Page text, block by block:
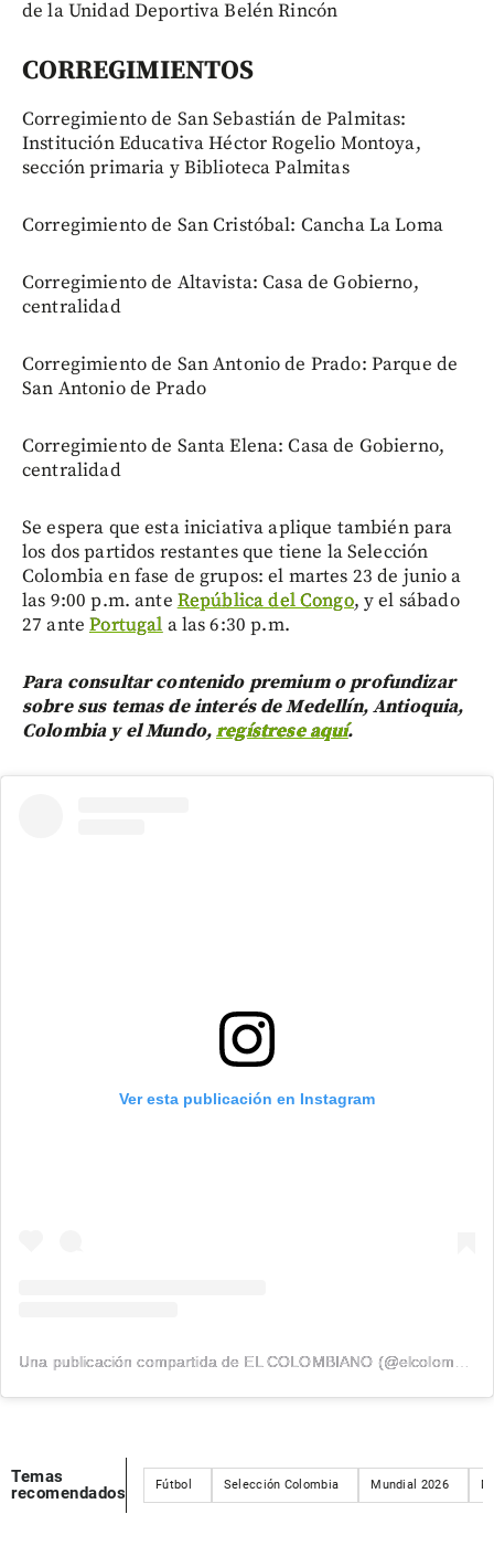
de la Unidad Deportiva Belén Rincón
CORREGIMIENTOS
Corregimiento de San Sebastián de Palmitas:
Institución Educativa Héctor Rogelio Montoya,
sección primaria y Biblioteca Palmitas
Corregimiento de San Cristóbal: Cancha La Loma
Corregimiento de Altavista: Casa de Gobierno,
centralidad
Corregimiento de San Antonio de Prado: Parque de
San Antonio de Prado
Corregimiento de Santa Elena: Casa de Gobierno,
centralidad
Se espera que esta iniciativa aplique también para
los dos partidos restantes que tiene la Selección
Colombia en fase de grupos: el martes 23 de junio a
las 9:00 p.m. ante República del Congo, y el sábado
27 antePortugal a las 6:30 p.m.
Para consultar contenido premium o profundizar
sobre sus temas de interés de Medellín, Antioquia,
Colombia y el Mundo,regístrese aquí.
Ver esta publicación en Instagram
Temas
recomendados
Fútbol Selección Colombia Mundial 2026